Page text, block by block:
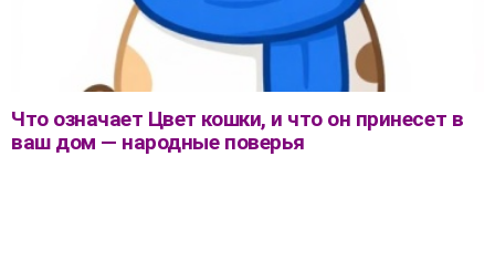
Что означает Цвет кошки, и что он принесет в
ваш дом — народные поверья